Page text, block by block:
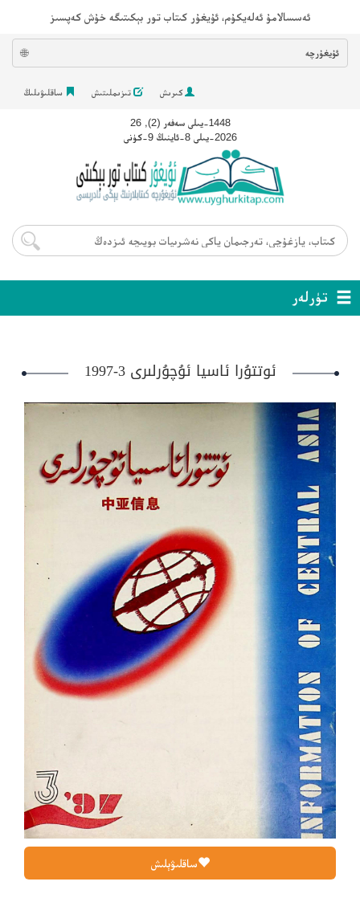
ئەسسالامۇ ئەلەيكۇم، ئۇيغۇر كىتاب تور بېكىتىگە خۇش كەپسىز
ئۇيغۇرچە 🌐
كىرىش تىزىملىتىش ساقلىۋىلىڭ
1448-يىلى سەفەر (2), 26
2026-يىلى 8-ئاينىڭ 9-كۈنى
تۈرلەر
ئوتتۇرا ئاسيا ئۇچۇرلىرى 3-1997
ساقلىۋېلىش